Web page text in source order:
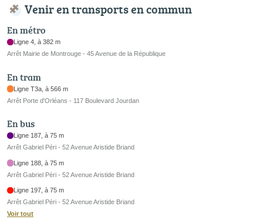
Venir en transports en commun
En métro
Ligne 4, à 382 m
Arrêt Mairie de Montrouge - 45 Avenue de la République
En tram
Ligne T3a, à 566 m
Arrêt Porte d'Orléans - 117 Boulevard Jourdan
En bus
Ligne 187, à 75 m
Arrêt Gabriel Péri - 52 Avenue Aristide Briand
Ligne 188, à 75 m
Arrêt Gabriel Péri - 52 Avenue Aristide Briand
Ligne 197, à 75 m
Arrêt Gabriel Péri - 52 Avenue Aristide Briand
Voir tout